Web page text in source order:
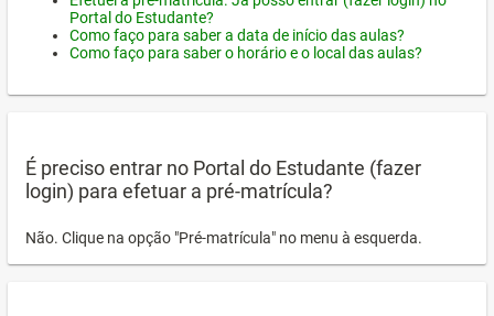
Portal do Estudante?
Como faço para saber a data de início das aulas?
Como faço para saber o horário e o local das aulas?
É preciso entrar no Portal do Estudante (fazer
login) para efetuar a pré-matrícula?
Não. Clique na opção "Pré-matrícula" no menu à esquerda.